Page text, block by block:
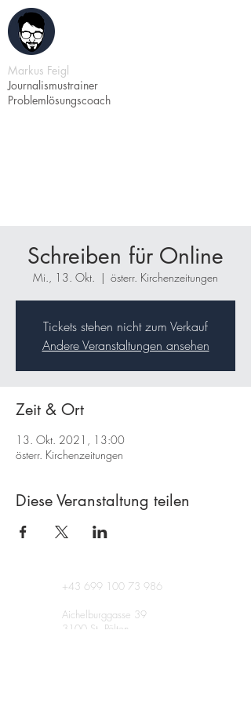
Markus Feigl
Journalismustrainer
Problemlösungscoach
Schreiben für Online
Mi., 13. Okt.
  |
österr. Kirchenzeitungen
Tickets stehen nicht zum Verkauf
Andere Veranstaltungen ansehen
Zeit & Ort
13. Okt. 2021, 13:00
österr. Kirchenzeitungen
Diese Veranstaltung teilen
+43 699 100 73 986
Aichelburggasse 39
3100 St. Pölten